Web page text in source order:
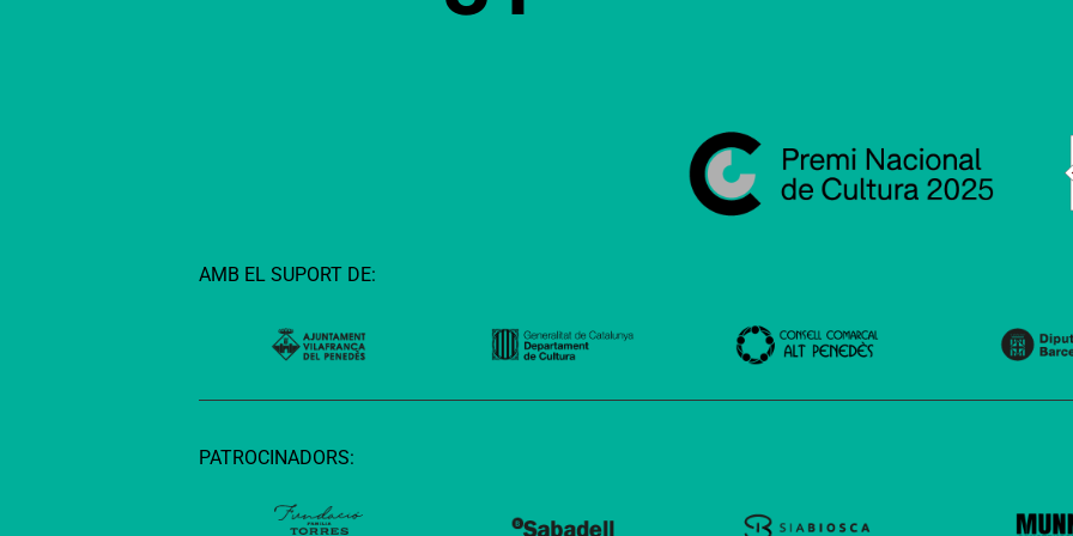
AMB EL SUPORT DE:
PATROCINADORS: